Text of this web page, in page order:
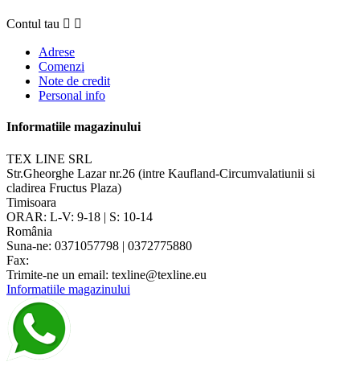
Contul tau  
Adrese
Comenzi
Note de credit
Personal info
Informatiile magazinului
TEX LINE SRL
Str.Gheorghe Lazar nr.26 (intre Kaufland-Circumvalatiunii si
cladirea Fructus Plaza)
Timisoara
ORAR: L-V: 9-18 | S: 10-14
România
Suna-ne: 0371057798 | 0372775880
Fax:
Trimite-ne un email: texline@texline.eu
Informatiile magazinului